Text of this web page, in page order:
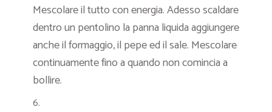
Mescolare il tutto con energia. Adesso scaldare
dentro un pentolino la panna liquida aggiungere
anche il formaggio, il pepe ed il sale. Mescolare
continuamente fino a quando non comincia a
bollire.